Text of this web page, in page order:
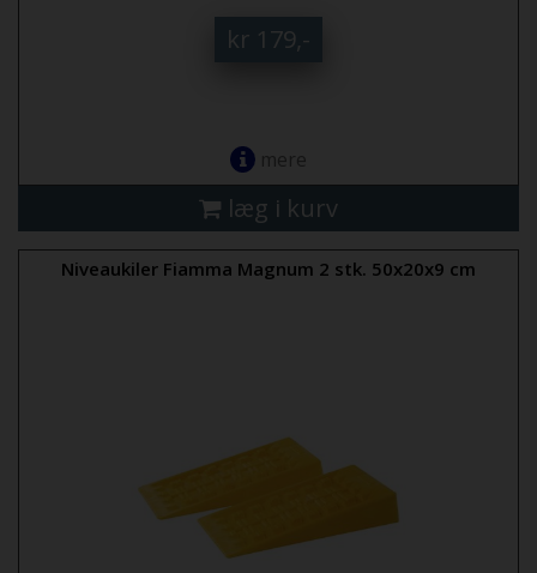
kr 179,-
mere
læg i kurv
Niveaukiler Fiamma Magnum 2 stk. 50x20x9 cm